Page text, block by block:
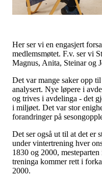
Her ser vi en engasjert
medlemsmøtet. F.v. ser vi
Magnus, Anita, Steinar og
Det var mange saker opp
analysert. Nye løpere i
og trives i avdelinga - det
i miljøet. Det var stor
forandringer på
Det ser også ut til at det er
under vintertrening hver
1830 og 2000,
treninga kommer rett i
2000.